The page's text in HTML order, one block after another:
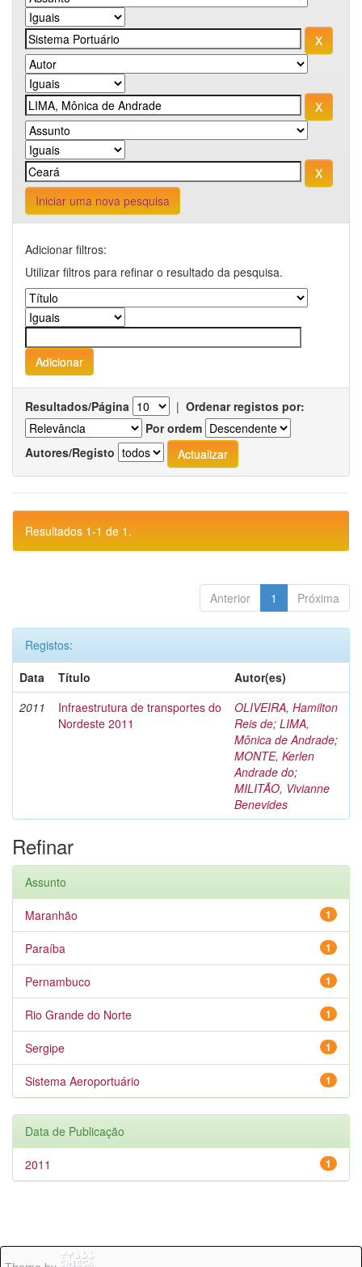
Iniciar uma nova pesquisa
Adicionar filtros:
Utilizar filtros para refinar o resultado da pesquisa.
Resultados/Página | Ordenar registos por:
Por ordem
Autores/Registo
Resultados 1-1 de 1.
Anterior 1 Próxima
Registos:
Data
Título
Autor(es)
2011
Infraestrutura de transportes do
Nordeste 2011
OLIVEIRA, Hamilton
Reis de; LIMA,
Mônica de Andrade;
MONTE, Kerlen
Andrade do;
MILITÃO, Vivianne
Benevides
Refinar
Assunto
1
Maranhão
1
Paraíba
1
Pernambuco
1
Rio Grande do Norte
1
Sergipe
1
Sistema Aeroportuário
Data de Publicação
1
2011